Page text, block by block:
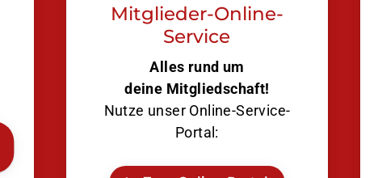
Mitglieder-Online-
Service
Alles rund um
deine Mitgliedschaft!
Nutze unser Online-Service-
Portal: